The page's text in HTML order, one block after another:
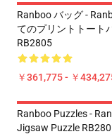
Ranboo バッグ -
てのプリントトート
RB2805
￥361,775 - ￥
Ranboo Puzzles -
Jigsaw Puzzle